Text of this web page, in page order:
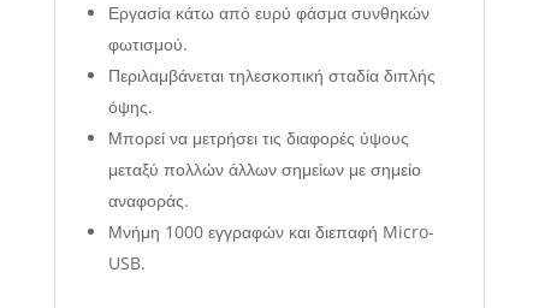
Εργασία κάτω από ευρύ φάσμα συνθηκών
φωτισμού.
Περιλαμβάνεται τηλεσκοπική σταδία διπλής
όψης.
Μπορεί να μετρήσει τις διαφορές ύψους
μεταξύ πολλών άλλων σημείων με σημείο
αναφοράς.
Μνήμη 1000 εγγραφών και διεπαφή Micro-
USB.